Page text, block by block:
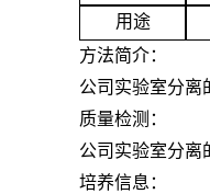
用途
方法简介：
公司实验室分离
质量检测：
公司实验室分离
培养信息：